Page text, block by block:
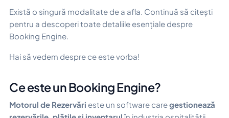
Există o singură modalitate de a afla. Continuă să citești
pentru a descoperi toate detaliile esențiale despre
Booking Engine.
Hai să vedem despre ce este vorba!
Ce este un Booking Engine?
Motorul de Rezervări este un software caregestionează